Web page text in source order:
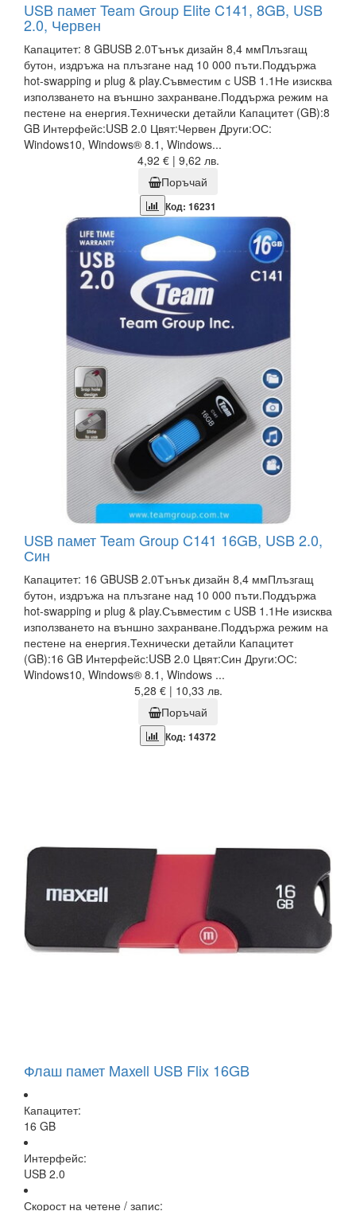
USB памет Team Group Elite C141, 8GB, USB
2.0, Червен
Капацитет: 8 GBUSB 2.0Тънък дизайн 8,4 ммПлъзгащ
бутон, издръжа на плъзгане над 10 000 пъти.Поддържа
hot-swapping и plug & play.Съвместим с USB 1.1Не изисква
използването на външно захранване.Поддържа режим на
пестене на енергия.Технически детайли Капацитет (GB):8
GB Интерфейс:USB 2.0 Цвят:Червен Други:ОС:
Windows10, Windows® 8.1, Windows...
4,92 € | 9,62 лв.
Поръчай
Код: 16231
USB памет Team Group C141 16GB, USB 2.0,
Син
Капацитет: 16 GBUSB 2.0Тънък дизайн 8,4 ммПлъзгащ
бутон, издръжа на плъзгане над 10 000 пъти.Поддържа
hot-swapping и plug & play.Съвместим с USB 1.1Не изисква
използването на външно захранване.Поддържа режим на
пестене на енергия.Технически детайли Капацитет
(GB):16 GB Интерфейс:USB 2.0 Цвят:Син Други:ОС:
Windows10, Windows® 8.1, Windows ...
5,28 € | 10,33 лв.
Поръчай
Код: 14372
Флаш памет Maxell USB Flix 16GB
Капацитет:
16 GB
Интерфейс:
USB 2.0
Скорост на четене / запис: